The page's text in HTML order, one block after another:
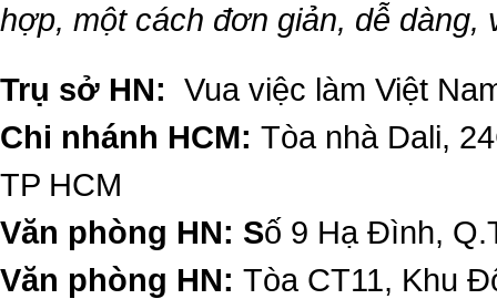
hợp, một cách đơn giản, dễ dàng,
Trụ sở HN: Vua việc làm Việt
Chi nhánh HCM: Tòa nhà Dali,
TP HCM
Văn phòng HN: Số 9 Hạ Đình,
Văn phòng HN: Tòa CT11, Khu